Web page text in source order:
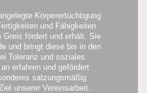
Körperertüchtigung
und Fähigkeiten
fördert und erhält. Sie
und bringt diese bis in den
Toleranz und soziales
erfahren und gefördert
satzungsmäßig
unserer Vereinsarbeit.